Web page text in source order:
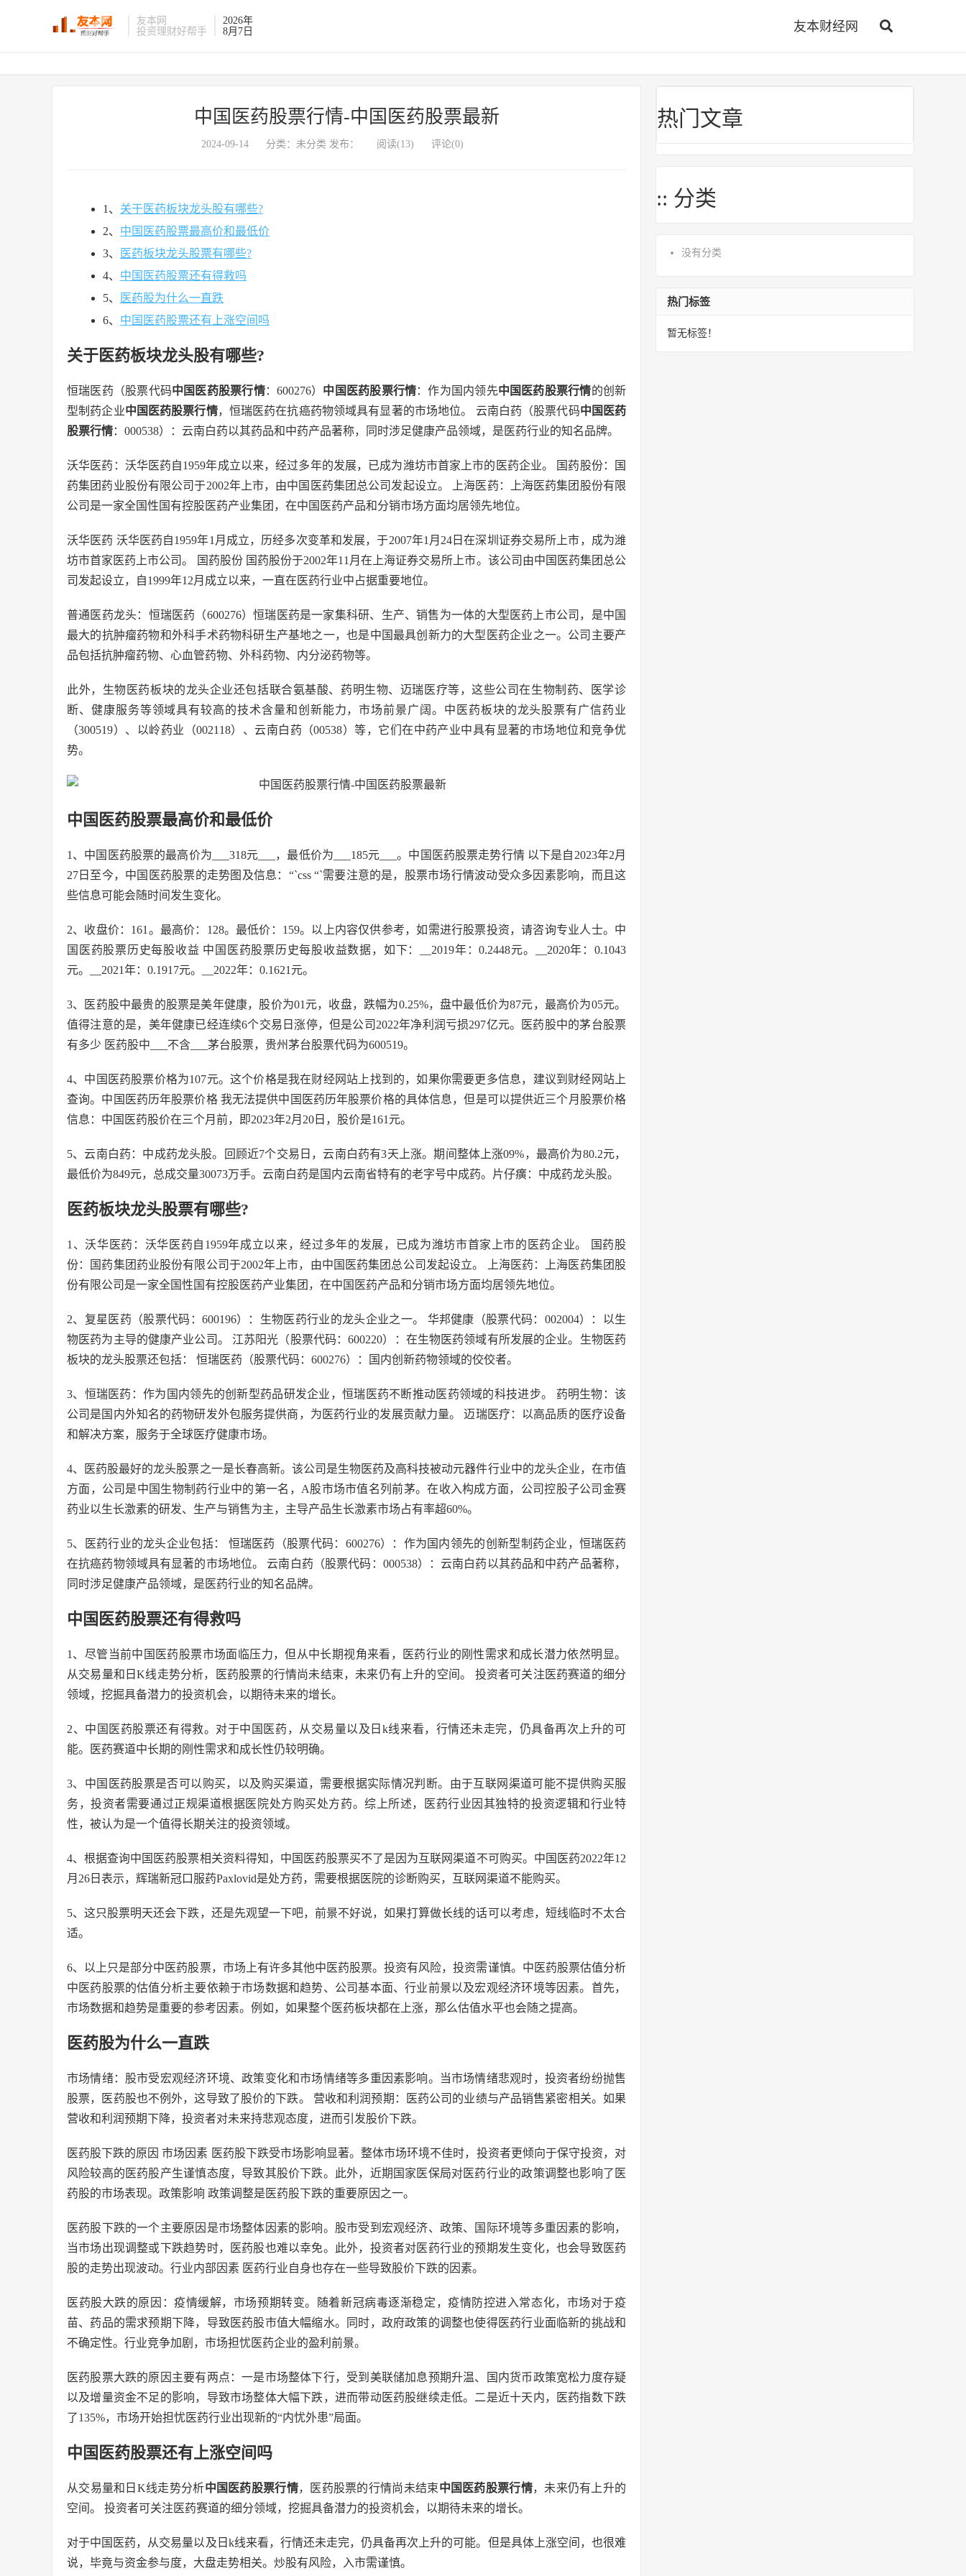
友本网
投资理财好帮手
2026年
8月7日
友本财经网
中国医药股票行情-中国医药股票最新
2024-09-14 分类：未分类 发布： 阅读(13) 评论(0)
1、 关于医药板块龙头股有哪些?
2、 中国医药股票最高价和最低价
3、
医药板块龙头股票有哪些?
4、 中国医药股票还有得救吗
5、
医药股为什么一直跌
6、 中国医药股票还有上涨空间吗
关于医药板块龙头股有哪些?
恒瑞医药（股票代码中国医药股票行情：600276） 中国医药股票行情：作为国内领先中国医药股票行情的创新
型制药企业中国医药股票行情，恒瑞医药在抗癌药物领域具有显著的市场地位。 云南白药（股票代码中国医药
股票行情：000538）：云南白药以其药品和中药产品著称，同时涉足健康产品领域，是医药行业的知名品牌。
沃华医药：沃华医药自1959年成立以来，经过多年的发展，已成为潍坊市首家上市的医药企业。 国药股份：国
药集团药业股份有限公司于2002年上市，由中国医药集团总公司发起设立。 上海医药：上海医药集团股份有限
公司是一家全国性国有控股医药产业集团，在中国医药产品和分销市场方面均居领先地位。
沃华医药 沃华医药自1959年1月成立，历经多次变革和发展，于2007年1月24日在深圳证券交易所上市，成为潍
坊市首家医药上市公司。 国药股份 国药股份于2002年11月在上海证券交易所上市。该公司由中国医药集团总公
司发起设立，自1999年12月成立以来，一直在医药行业中占据重要地位。
普通医药龙头：恒瑞医药（600276）恒瑞医药是一家集科研、生产、销售为一体的大型医药上市公司，是中国
最大的抗肿瘤药物和外科手术药物科研生产基地之一，也是中国最具创新力的大型医药企业之一。公司主要产
品包括抗肿瘤药物、心血管药物、外科药物、内分泌药物等。
此外，生物医药板块的龙头企业还包括联合氨基酸、药明生物、迈瑞医疗等，这些公司在生物制药、医学诊
断、健康服务等领域具有较高的技术含量和创新能力，市场前景广阔。中医药板块的龙头股票有广信药业
（300519）、以岭药业（002118）、云南白药（00538）等，它们在中药产业中具有显著的市场地位和竞争优
势。
中国医药股票最高价和最低价
1、中国医药股票的最高价为___318元___，最低价为___185元___。中国医药股票走势行情 以下是自2023年2月
27日至今，中国医药股票的走势图及信息：“`css “`需要注意的是，股票市场行情波动受众多因素影响，而且这
些信息可能会随时间发生变化。
2、收盘价：161。最高价：128。最低价：159。以上内容仅供参考，如需进行股票投资，请咨询专业人士。中
国医药股票历史每股收益 中国医药股票历史每股收益数据，如下：__2019年：0.2448元。__2020年：0.1043
元。__2021年：0.1917元。__2022年：0.1621元。
3、医药股中最贵的股票是美年健康，股价为01元，收盘，跌幅为0.25%，盘中最低价为87元，最高价为05元。
值得注意的是，美年健康已经连续6个交易日涨停，但是公司2022年净利润亏损297亿元。医药股中的茅台股票
有多少 医药股中___不含___茅台股票，贵州茅台股票代码为600519。
4、中国医药股票价格为107元。这个价格是我在财经网站上找到的，如果你需要更多信息，建议到财经网站上
查询。中国医药历年股票价格 我无法提供中国医药历年股票价格的具体信息，但是可以提供近三个月股票价格
信息：中国医药股价在三个月前，即2023年2月20日，股价是161元。
5、云南白药：中成药龙头股。回顾近7个交易日，云南白药有3天上涨。期间整体上涨09%，最高价为80.2元，
最低价为849元，总成交量30073万手。云南白药是国内云南省特有的老字号中成药。片仔癀：中成药龙头股。
医药板块龙头股票有哪些?
1、沃华医药：沃华医药自1959年成立以来，经过多年的发展，已成为潍坊市首家上市的医药企业。 国药股
份：国药集团药业股份有限公司于2002年上市，由中国医药集团总公司发起设立。 上海医药：上海医药集团股
份有限公司是一家全国性国有控股医药产业集团，在中国医药产品和分销市场方面均居领先地位。
2、复星医药（股票代码：600196）：生物医药行业的龙头企业之一。 华邦健康（股票代码：002004）：以生
物医药为主导的健康产业公司。 江苏阳光（股票代码：600220）：在生物医药领域有所发展的企业。生物医药
板块的龙头股票还包括： 恒瑞医药（股票代码：600276）：国内创新药物领域的佼佼者。
3、恒瑞医药：作为国内领先的创新型药品研发企业，恒瑞医药不断推动医药领域的科技进步。 药明生物：该
公司是国内外知名的药物研发外包服务提供商，为医药行业的发展贡献力量。 迈瑞医疗：以高品质的医疗设备
和解决方案，服务于全球医疗健康市场。
4、医药股最好的龙头股票之一是长春高新。该公司是生物医药及高科技被动元器件行业中的龙头企业，在市值
方面，公司是中国生物制药行业中的第一名，A股市场市值名列前茅。在收入构成方面，公司控股子公司金赛
药业以生长激素的研发、生产与销售为主，主导产品生长激素市场占有率超60%。
5、医药行业的龙头企业包括： 恒瑞医药（股票代码：600276）：作为国内领先的创新型制药企业，恒瑞医药
在抗癌药物领域具有显著的市场地位。 云南白药（股票代码：000538）：云南白药以其药品和中药产品著称，
同时涉足健康产品领域，是医药行业的知名品牌。
中国医药股票还有得救吗
1、尽管当前中国医药股票市场面临压力，但从中长期视角来看，医药行业的刚性需求和成长潜力依然明显。
从交易量和日K线走势分析，医药股票的行情尚未结束，未来仍有上升的空间。 投资者可关注医药赛道的细分
领域，挖掘具备潜力的投资机会，以期待未来的增长。
2、中国医药股票还有得救。对于中国医药，从交易量以及日k线来看，行情还未走完，仍具备再次上升的可
能。医药赛道中长期的刚性需求和成长性仍较明确。
3、中国医药股票是否可以购买，以及购买渠道，需要根据实际情况判断。由于互联网渠道可能不提供购买服
务，投资者需要通过正规渠道根据医院处方购买处方药。综上所述，医药行业因其独特的投资逻辑和行业特
性，被认为是一个值得长期关注的投资领域。
4、根据查询中国医药股票相关资料得知，中国医药股票买不了是因为互联网渠道不可购买。中国医药2022年12
月26日表示，辉瑞新冠口服药Paxlovid是处方药，需要根据医院的诊断购买，互联网渠道不能购买。
5、这只股票明天还会下跌，还是先观望一下吧，前景不好说，如果打算做长线的话可以考虑，短线临时不太合
适。
6、以上只是部分中医药股票，市场上有许多其他中医药股票。投资有风险，投资需谨慎。中医药股票估值分析
中医药股票的估值分析主要依赖于市场数据和趋势、公司基本面、行业前景以及宏观经济环境等因素。首先，
市场数据和趋势是重要的参考因素。例如，如果整个医药板块都在上涨，那么估值水平也会随之提高。
医药股为什么一直跌
市场情绪：股市受宏观经济环境、政策变化和市场情绪等多重因素影响。当市场情绪悲观时，投资者纷纷抛售
股票，医药股也不例外，这导致了股价的下跌。 营收和利润预期：医药公司的业绩与产品销售紧密相关。如果
营收和利润预期下降，投资者对未来持悲观态度，进而引发股价下跌。
医药股下跌的原因 市场因素 医药股下跌受市场影响显著。整体市场环境不佳时，投资者更倾向于保守投资，对
风险较高的医药股产生谨慎态度，导致其股价下跌。此外，近期国家医保局对医药行业的政策调整也影响了医
药股的市场表现。政策影响 政策调整是医药股下跌的重要原因之一。
医药股下跌的一个主要原因是市场整体因素的影响。股市受到宏观经济、政策、国际环境等多重因素的影响，
当市场出现调整或下跌趋势时，医药股也难以幸免。此外，投资者对医药行业的预期发生变化，也会导致医药
股的走势出现波动。行业内部因素 医药行业自身也存在一些导致股价下跌的因素。
医药股大跌的原因：疫情缓解，市场预期转变。随着新冠病毒逐渐稳定，疫情防控进入常态化，市场对于疫
苗、药品的需求预期下降，导致医药股市值大幅缩水。同时，政府政策的调整也使得医药行业面临新的挑战和
不确定性。行业竞争加剧，市场担忧医药企业的盈利前景。
医药股票大跌的原因主要有两点：一是市场整体下行，受到美联储加息预期升温、国内货币政策宽松力度存疑
以及增量资金不足的影响，导致市场整体大幅下跌，进而带动医药股继续走低。二是近十天内，医药指数下跌
了135%，市场开始担忧医药行业出现新的“内忧外患”局面。
中国医药股票还有上涨空间吗
从交易量和日K线走势分析中国医药股票行情，医药股票的行情尚未结束中国医药股票行情，未来仍有上升的
空间。 投资者可关注医药赛道的细分领域，挖掘具备潜力的投资机会，以期待未来的增长。
对于中国医药，从交易量以及日k线来看，行情还未走完，仍具备再次上升的可能。但是具体上涨空间，也很难
说，毕竟与资金参与度，大盘走势相关。炒股有风险，入市需谨慎。
热门文章
:: 分类
没有分类
热门标签
暂无标签！